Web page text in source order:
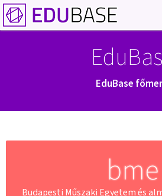
EduBase
bme
Budapesti Műszaki Egyetem és